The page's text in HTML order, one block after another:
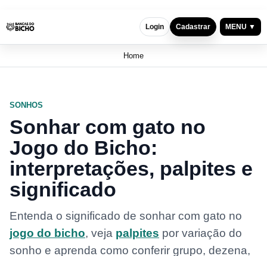
MENU ▼
Login Cadastrar
Home
SONHOS
Sonhar com gato no
Jogo do Bicho:
interpretações, palpites e
significado
Entenda o significado de sonhar com gato no
jogo do bicho, veja palpites por variação do
sonho e aprenda como conferir grupo, dezena,